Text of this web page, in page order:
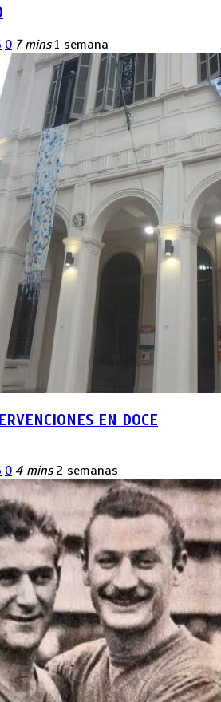
0 7 mins 1 semana
EN DOCE
0 4 mins 2 semanas